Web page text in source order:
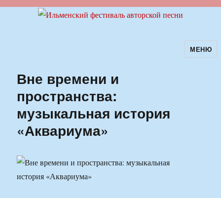
Ильменский фестиваль авторскойМЕНЮ
Вне времени и
пространства:
музыкальная история
«Аквариума»